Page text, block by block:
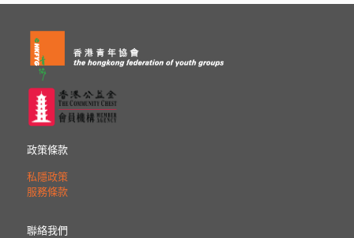
政策條款
私隱政策
服務條款
聯絡我們